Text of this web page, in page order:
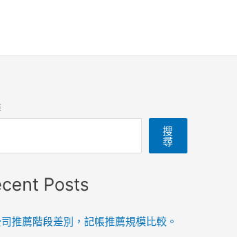
搜
尋
Posts
推薦階段差別，記帳推薦規模比較。